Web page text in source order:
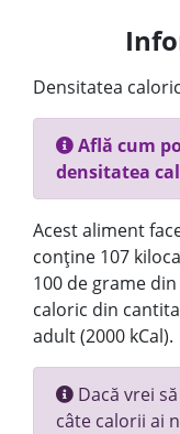
Densitatea
Află cum
densitatea
Acest aliment
conține 107
100 de grame
caloric din
adult (2000 kCal).
Dacă vrei
câte calorii ai